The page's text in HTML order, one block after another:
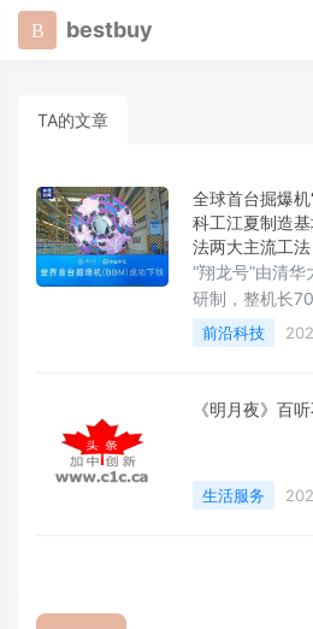
bestbuy
TA的文章
全球首台掘爆
科工江夏制造
法两大主流工法
“翔龙号”由清
研制，整机长
中心刀盘直径
吨。。
前沿科技
《明月夜》百
生活服务